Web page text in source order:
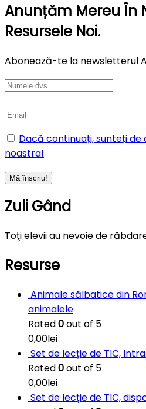
Anunțăm Mereu În
Resursele Noi.
Abonează-te la newsletterul
Dacă continuați, sunteți
noastra!
Zuli Gând
Toţi elevii au nevoie de
Resurse
Animale sălbatice din
animalele
Rated0out of 5
0,00lei
Set de lecție de TIC,
Rated0out of 5
0,00lei
Set de lecție de TIC,